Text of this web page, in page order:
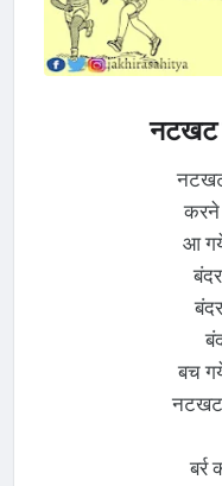
नटखट
आ
बच
नटखट
बर्र